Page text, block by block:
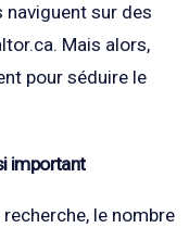
naviguent sur des
Mais alors,
pour séduire le
important
le nombre